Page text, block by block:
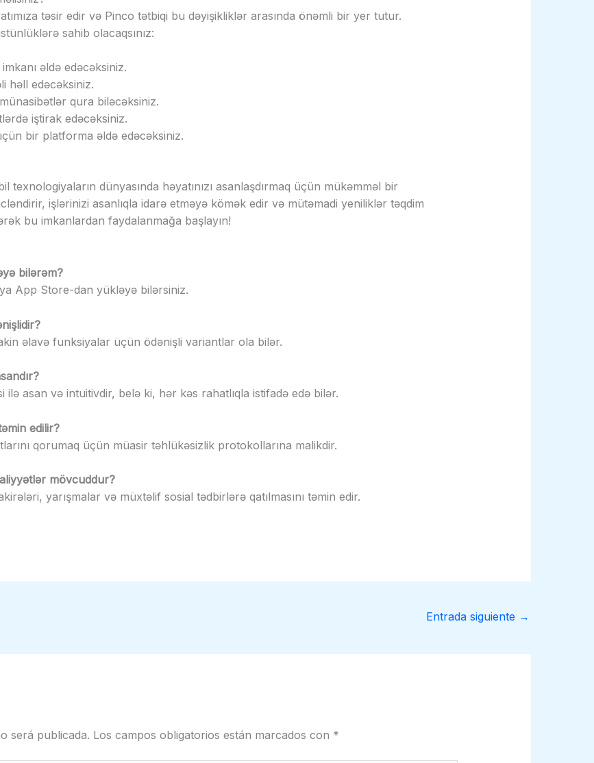
təsir edir və Pinco tətbiqi bu dəyişikliklər arasında önəmli bir yer tutur.
sahib olacaqsınız:
əldə edəcəksiniz.
həll edəcəksiniz.
qura biləcəksiniz.
iştirak edəcəksiniz.
bir platforma əldə edəcəksiniz.
texnologiyaların dünyasında həyatınızı asanlaşdırmaq üçün mükəmməl bir
işlərinizi asanlıqla idarə etməyə kömək edir və mütəmadi yeniliklər təqdim
bu imkanlardan faydalanmağa başlayın!
bilərəm?
App Store-dan yükləyə bilərsiniz.
əlavə funksiyalar üçün ödənişli variantlar ola bilər.
ilə asan və intuitivdir, belə ki, hər kəs rahatlıqla istifadə edə bilər.
edilir?
qorumaq üçün müasir təhlükəsizlik protokollarına malikdir.
mövcuddur?
yarışmalar və müxtəlif sosial tədbirlərə qatılmasını təmin edir.
Entrada siguiente →
será publicada. Los campos obligatorios están marcados con *